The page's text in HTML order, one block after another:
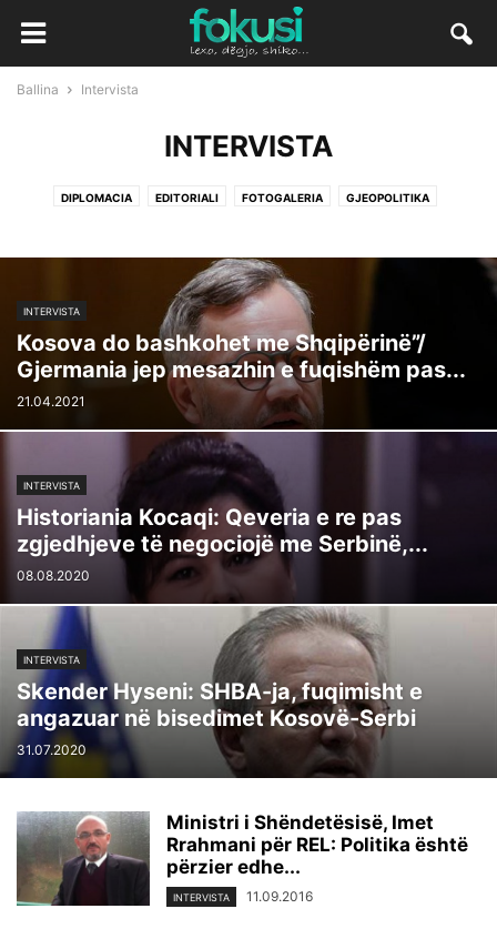
Ballina Intervista
INTERVISTA
DIPLOMACIA EDITORIALI FOTOGALERIA GJEOPOLITIKA
INTERVISTA
Kosova do bashkohet me Shqipërinë”/
Gjermania jep mesazhin e fuqishëm pas...
21.04.2021
INTERVISTA
Historiania Kocaqi: Qeveria e re pas
zgjedhjeve të negociojë me Serbinë,...
08.08.2020
INTERVISTA
Skender Hyseni: SHBA-ja, fuqimisht e
angazuar në bisedimet Kosovë-Serbi
31.07.2020
Ministri i Shëndetësisë, Imet
Rrahmani për REL: Politika është
përzier edhe...
INTERVISTA 11.09.2016